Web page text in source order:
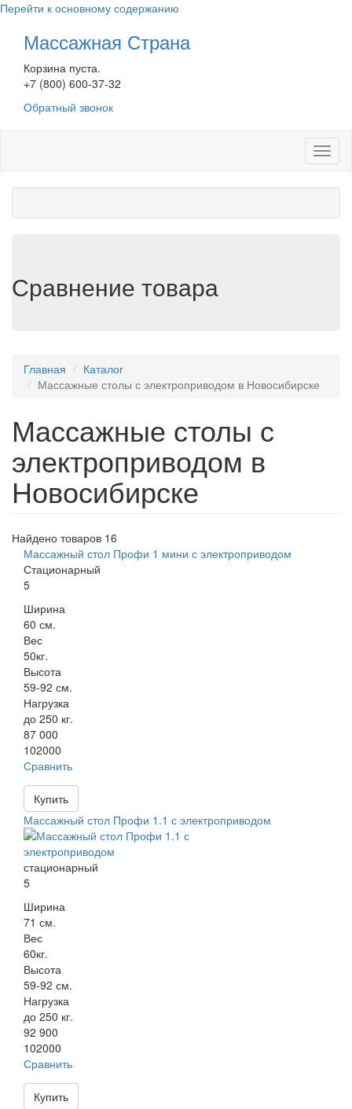
Перейти к основному содержанию
Массажная Страна
Корзина пуста.
+7 (800) 600-37-32
Обратный звонок
Сравнение товара
Главная
Каталог
Массажные столы с электроприводом в Новосибирске
Массажные столы с
электроприводом в
Новосибирске
Найдено товаров 16
Массажный стол Профи 1 мини с электроприводом
Стационарный
5
Ширина
60 см.
Вес
50кг.
Высота
59-92 см.
Нагрузка
до 250 кг.
87 000
102000
Сравнить
Купить
Массажный стол Профи 1.1 с электроприводом
стационарный
5
Ширина
71 см.
Вес
60кг.
Высота
59-92 см.
Нагрузка
до 250 кг.
92 900
102000
Сравнить
Купить